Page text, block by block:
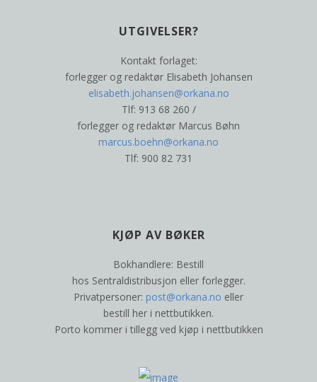
UTGIVELSER?
Kontakt forlaget:
forlegger og redaktør Elisabeth Johansen
elisabeth.johansen@orkana.no
Tlf: 913 68 260 /
forlegger og redaktør Marcus Bøhn
marcus.boehn@orkana.no
Tlf: 900 82 731
KJØP AV BØKER
Bokhandlere: Bestill
hos Sentraldistribusjon eller forlegger.
Privatpersoner: post@orkana.no eller
bestill her i nettbutikken.
Porto kommer i tillegg ved kjøp i nettbutikken